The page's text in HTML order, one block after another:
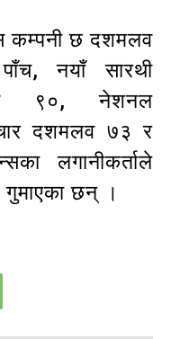
कम्पनी छ दशमलव
पाँच, नयाँ सारथी
९०, नेशनल
चार दशमलव ७३ र
लगानीकर्ताले
छन् ।